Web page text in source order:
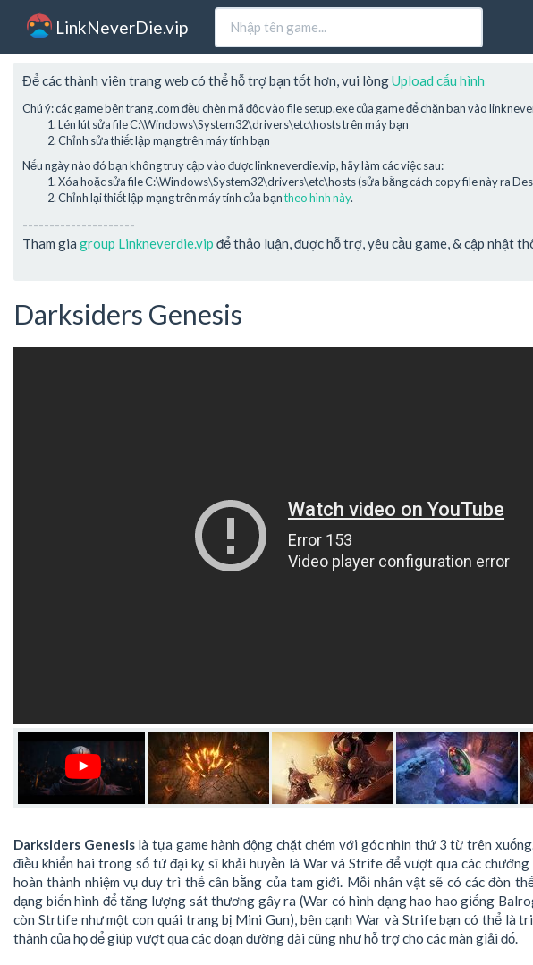
LinkNeverDie.vip
Để các thành viên trang web có thể hỗ trợ bạn tốt hơn, vui lòngUpload cấu hình
Chú ý: các game bên trang .com đều chèn mã độc vào file setup.exe của game để chặn bạn vào
Lén lút sửa file C:\Windows\System32\drivers\etc\hosts trên máy bạn
Chỉnh sửa thiết lập mạng trên máy tính bạn
Nếu ngày nào đó bạn không truy cập vào được linkneverdie.vip, hãy làm các việc sau:
Xóa hoặc sửa file C:\Windows\System32\drivers\etc\hosts (sửa bằng cách copy file này ra
Chỉnh lại thiết lập mạng trên máy tính của bạntheo hình này.
---------------------
Tham gia group Linkneverdie.vip để thảo luận, được hỗ trợ, yêu cầu game, & cập nhật
Darksiders Genesis
Darksiders Genesislà tựa game hành động chặt chém với góc nhìn thứ 3 từ trên
điều khiển hai trong số tứ đại kỵ sĩ khải huyền là War và Strife để vượt qua các
hoàn thành nhiệm vụ duy trì thế cân bằng của tam giới. Mỗi nhân vật sẽ có các đòn
dạng biến hình để tăng lượng sát thương gây ra (War có hình dạng hao hao giống
còn Strtife như một con quái trang bị Mini Gun), bên cạnh War và Strife bạn có thể là
thành của họ để giúp vượt qua các đoạn đường dài cũng như hỗ trợ cho các màn giải đố.